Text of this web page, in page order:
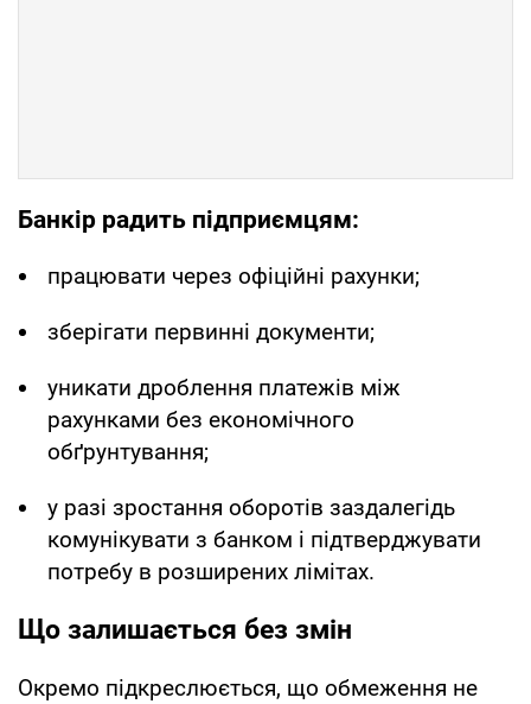
Банкір радить підприємцям:
працювати через офіційні рахунки;
зберігати первинні документи;
уникати дроблення платежів між
рахунками без економічного
обґрунтування;
у разі зростання оборотів заздалегідь
комунікувати з банком і підтверджувати
потребу в розширених лімітах.
Що залишається без змін
Окремо підкреслюється, що обмеження не